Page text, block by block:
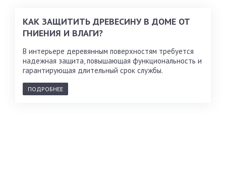
КАК ЗАЩИТИТЬ ДРЕВЕСИНУ В ДОМЕ ОТ
ГНИЕНИЯ И ВЛАГИ?
В интерьере деревянным поверхностям требуется
надежная защита, повышающая функциональность и
гарантирующая длительный срок службы.
ПОДРОБНЕЕ